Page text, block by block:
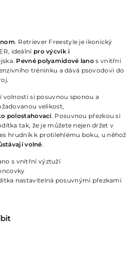
. Retriever Freestyle je ikonický
ideální pro výcvik i
Pevné polyamidové lano s vnitřní
tréninku a dává psovodovi do
si posuvnou sponou a
velikost,
polostahovací. Posuvnou přezkou si
tak, že je můžete nejen držet v
hrudník k protilehlému boku, u něhož
volné.
s vnitřní výztuží
nastavitelná posuvnými přezkami